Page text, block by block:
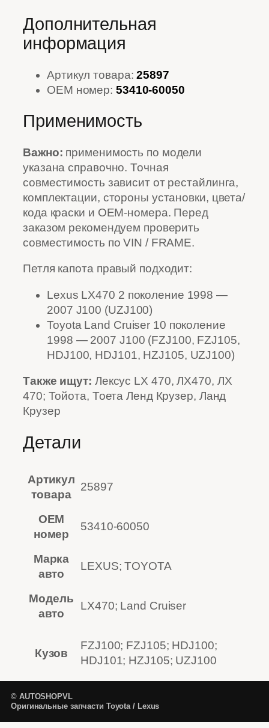
Дополнительная
информация
Артикул товара:25897
OEM номер: 53410-60050
Применимость
Важно: применимость по модели
указана справочно. Точная
совместимость зависит от рестайлинга,
комплектации, стороны установки, цвета/
кода краски и OEM-номера. Перед
заказом рекомендуем проверить
совместимость по VIN / FRAME.
Петля капота правый подходит:
Lexus LX470 2 поколение 1998 —
2007 J100 (UZJ100)
Toyota Land Cruiser 10 поколение
1998 — 2007 J100 (FZJ100, FZJ105,
HDJ100, HDJ101, HZJ105, UZJ100)
Также ищут: Лексус LX 470, ЛХ470, ЛХ
470; Тойота, Тоета Ленд Крузер, Ланд
Крузер
Детали
Артикул
товара
25897
OEM
номер
53410-60050
Марка
авто
LEXUS; TOYOTA
Модель
авто
LX470; Land Cruiser
Кузов
FZJ100; FZJ105; HDJ100;
HDJ101; HZJ105; UZJ100
© AUTOSHOPVL
Оригинальные запчасти Toyota / Lexus